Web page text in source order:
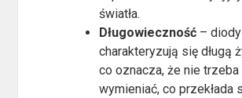
światła.
Długowieczność –
charakteryzują się długą
co oznacza, że nie
wymieniać, co przekłada